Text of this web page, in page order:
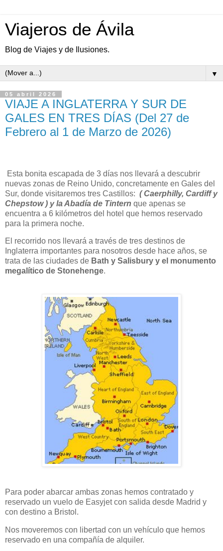
Viajeros de Ávila
Blog de Viajes y de Ilusiones.
▼
05 abril 2026
VIAJE A INGLATERRA Y SUR DE
GALES EN TRES DÍAS (Del 27 de
Febrero al 1 de Marzo de 2026)
Esta bonita escapada de 3 días nos llevará a descubrir
nuevas zonas de Reino Unido, concretamente en Gales del
Sur, donde visitaremos tres Castillos: ( Caerphilly, Cardiff y
Chepstow ) y la Abadía de Tintern que apenas se
encuentra a 6 kilómetros del hotel que hemos reservado
para la primera noche.
El recorrido nos llevará a través de tres destinos de
Inglaterra importantes para nosotros desde hace años, se
trata de las ciudades de Bath y Salisbury y el monumento
megalítico de Stonehenge.
Para poder abarcar ambas zonas hemos contratado y
reservado un vuelo de Easyjet con salida desde Madrid y
con destino a Bristol.
Nos moveremos con libertad con un vehículo que hemos
reservado en una compañía de alquiler.